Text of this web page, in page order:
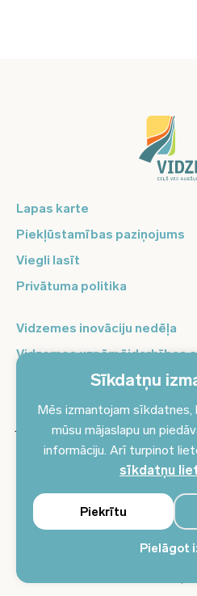
Sīkdatņu
Mēs izmantojam
mūsu mājaslapu un
informāciju. Arī turpinot
sīkdatņu
Pielāgot
Piekrītu
Lapas karte
Piekļūstamības paziņojums
Viegli lasīt
Privātuma politika
Vidzemes inovāciju nedēļa
Vidzemes uzņēmējdarbības
Balso Vidzeme
Pierakstieties jaunumiem un
jaunumus savā e-pastā!
Pieteikties